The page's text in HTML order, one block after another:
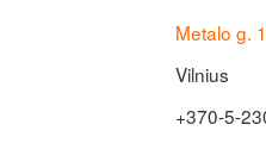
Metalo g.
Vilnius
+370-5-